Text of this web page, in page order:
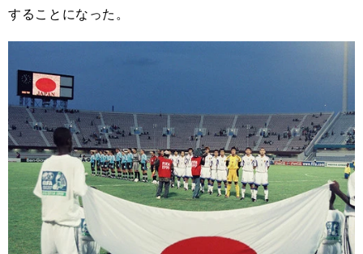
することになった。